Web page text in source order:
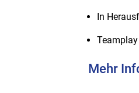
In
Mehr